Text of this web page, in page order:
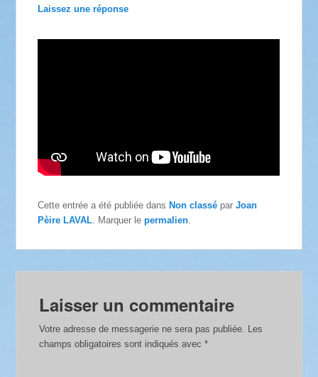
Laissez une réponse
Cette entrée a été publiée dans Non classé parJoan
Pèire LAVAL. Marquer lepermalien.
Laisser un commentaire
Votre adresse de messagerie ne sera pas publiée. Les
champs obligatoires sont indiqués avec*